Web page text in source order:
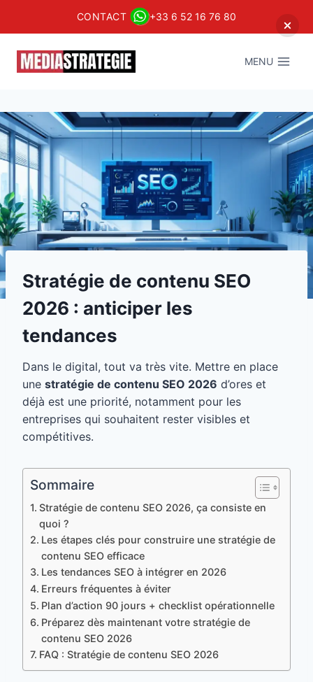
CONTACT +33 6 52 16 76 80
contenu
MENU
Stratégie de contenu SEO
2026 : anticiper les
tendances
Dans le digital, tout va très vite. Mettre en place
une stratégie de contenu SEO 2026 d’ores et
déjà est une priorité, notamment pour les
entreprises qui souhaitent rester visibles et
compétitives.
Sommaire
Stratégie de contenu SEO 2026, ça consiste en
quoi ?
Les étapes clés pour construire une stratégie de
contenu SEO efficace
Les tendances SEO à intégrer en 2026
Erreurs fréquentes à éviter
Plan d’action 90 jours + checklist opérationnelle
Préparez dès maintenant votre stratégie de
contenu SEO 2026
FAQ : Stratégie de contenu SEO 2026